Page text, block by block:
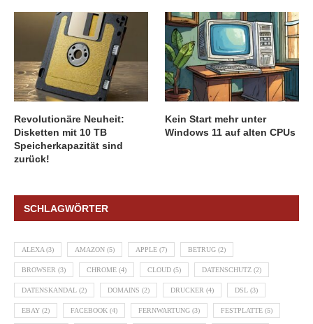
Revolutionäre Neuheit:
Disketten mit 10 TB
Speicherkapazität sind
zurück!
Kein Start mehr unter
Windows 11 auf alten CPUs
SCHLAGWÖRTER
ALEXA (3) AMAZON (5) APPLE (7) BETRUG (2)
BROWSER (3) CHROME (4) CLOUD (5) DATENSCHUTZ (2)
DATENSKANDAL (2) DOMAINS (2) DRUCKER (4) DSL (3)
EBAY (2) FACEBOOK (4) FERNWARTUNG (3) FESTPLATTE (5)